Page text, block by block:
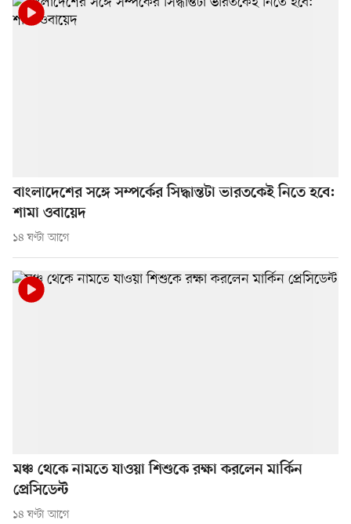
বাংলাদেশের সঙ্গে সম্পর্কের সিদ্ধান্তটা ভারতকেই নিতে হবে:
শামা ওবায়েদ
১৪ ঘণ্টা আগে
মঞ্চ থেকে নামতে যাওয়া শিশুকে রক্ষা করলেন মার্কিন
প্রেসিডেন্ট
১৪ ঘণ্টা আগে